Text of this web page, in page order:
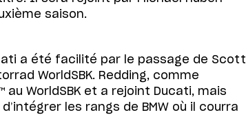
saison.
a été facilité par le passage de Scott
WorldSBK. Redding, comme
au WorldSBK et a rejoint Ducati, mais
les rangs de BMW où il courra